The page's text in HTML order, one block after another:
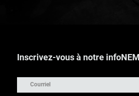
Inscrivez-vous à notre infoNEM